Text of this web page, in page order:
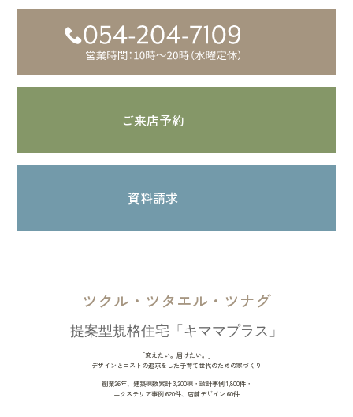
ご来店予約
資料請求
ツクル・ツタエル・ツナグ
提案型規格住宅「キママプラス」
「変えたい。届けたい。」
デザインとコストの追求をした子育て世代のための家づくり
創業26年、建築棟数累計 3,200棟・設計事例 1,800件・
エクステリア事例 620件、店舗デザイン 60件